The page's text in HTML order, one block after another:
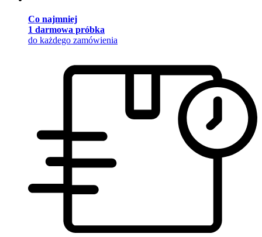
Co najmniej
1 darmowa próbka
do każdego zamówienia